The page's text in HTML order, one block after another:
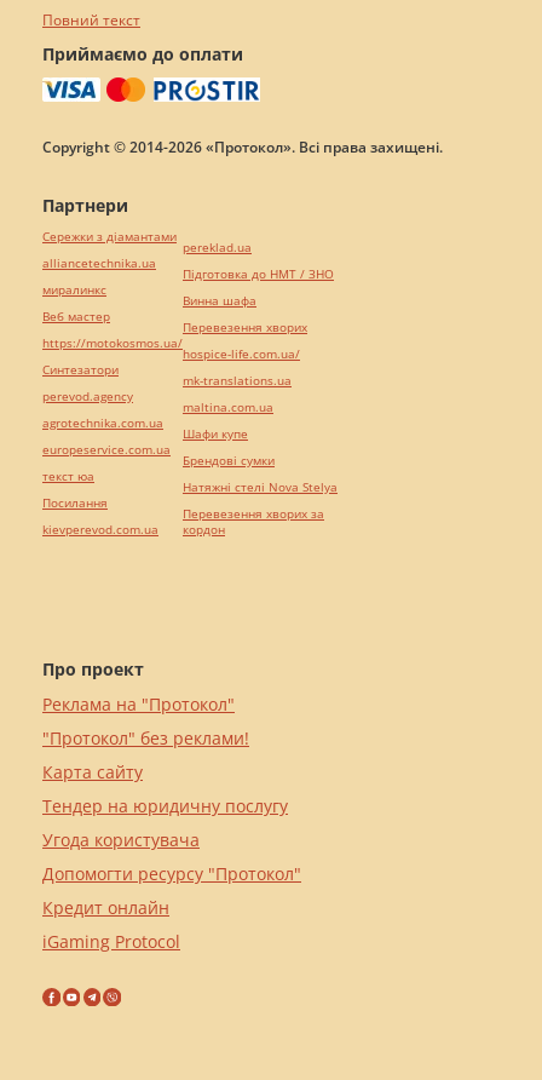
Повний текст
Приймаємо до оплати
Copyright © 2014-2026 «Протокол». Всі права захищені.
Про проект
Реклама на "Протокол"
"Протокол" без реклами!
Карта сайту
Тендер на юридичну послугу
Угода користувача
Допомогти ресурсу "Протокол"
Кредит онлайн
iGaming Protocol
Партнери
Сережки з діамантами
alliancetechnika.ua
миралинкс
Веб мастер
https://motokosmos.ua/
Синтезатори
perevod.agency
agrotechnika.com.ua
europeservice.com.ua
текст юа
Посилання
kievperevod.com.ua
pereklad.ua
Підготовка до НМТ / ЗНО
Винна шафа
Перевезення хворих
hospice-life.com.ua/
mk-translations.ua
maltina.com.ua
Шафи купе
Брендові сумки
Натяжні стелі Nova Stelya
Перевезення хворих за
кордон